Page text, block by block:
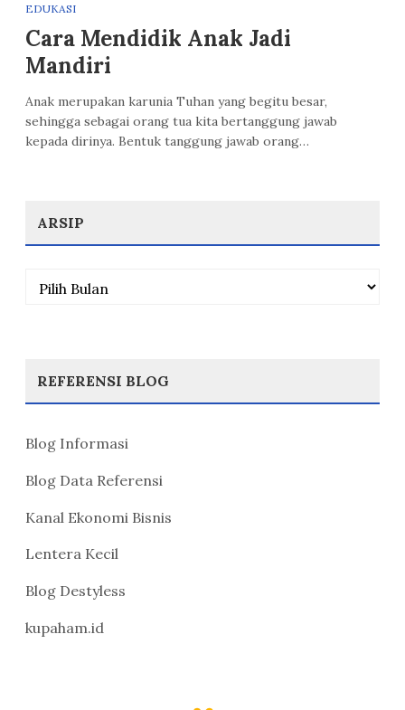
EDUKASI
Cara Mendidik Anak Jadi
Mandiri
Anak merupakan karunia Tuhan yang begitu besar,
sehingga sebagai orang tua kita bertanggung jawab
kepada dirinya. Bentuk tanggung jawab orang…
ARSIP
Arsip
REFERENSI BLOG
Blog Informasi
Blog Data Referensi
Kanal Ekonomi Bisnis
Lentera Kecil
Blog Destyless
kupaham.id